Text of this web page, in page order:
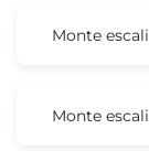
Monte
Monte